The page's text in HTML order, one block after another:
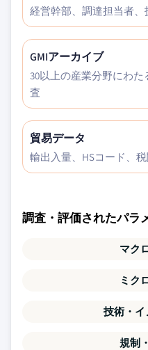
経営幹部、調達担当者、
GMIアーカイブ
30以上の産業分野にわた
査
貿易データ
輸出入量、HSコード、
調査・評価されたパラ
マク
ミク
技術・
規制